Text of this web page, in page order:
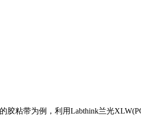
粘带为例，利用Labthink兰光